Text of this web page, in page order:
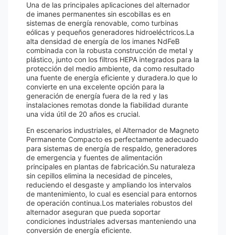
Una de las principales aplicaciones del alternador
de imanes permanentes sin escobillas es en
sistemas de energía renovable, como turbinas
eólicas y pequeños generadores hidroeléctricos.La
alta densidad de energía de los imanes NdFeB
combinada con la robusta construcción de metal y
plástico, junto con los filtros HEPA integrados para la
protección del medio ambiente, da como resultado
una fuente de energía eficiente y duradera.lo que lo
convierte en una excelente opción para la
generación de energía fuera de la red y las
instalaciones remotas donde la fiabilidad durante
una vida útil de 20 años es crucial.
En escenarios industriales, el Alternador de Magneto
Permanente Compacto es perfectamente adecuado
para sistemas de energía de respaldo, generadores
de emergencia y fuentes de alimentación
principales en plantas de fabricación.Su naturaleza
sin cepillos elimina la necesidad de pinceles,
reduciendo el desgaste y ampliando los intervalos
de mantenimiento, lo cual es esencial para entornos
de operación continua.Los materiales robustos del
alternador aseguran que pueda soportar
condiciones industriales adversas manteniendo una
conversión de energía eficiente.